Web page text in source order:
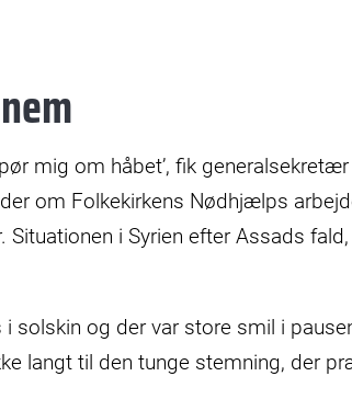
mig om håbet’, fik
om Folkekirkens Nødhjælps
i Syrien efter Assads
solskin og der var store smil i
langt til den tunge stemning, der